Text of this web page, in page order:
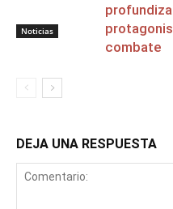
Noticias
combate
DEJA UNA RESPUESTA